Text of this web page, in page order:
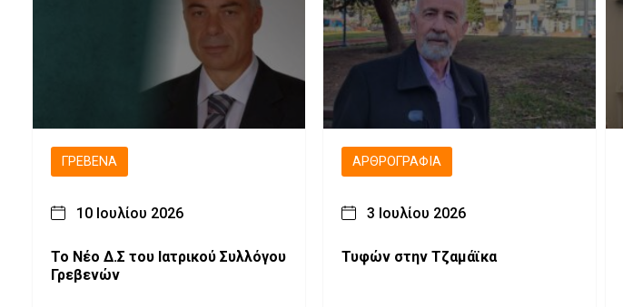
ΓΡΕΒΕΝΆ
10 Ιουλίου 2026
Το Νέο Δ.Σ του Ιατρικού Συλλόγου
Γρεβενών
ΑΡΘΡΟΓΡΑΦΊΑ
3 Ιουλίου 2026
Τυφών στην Τζαμάϊκα